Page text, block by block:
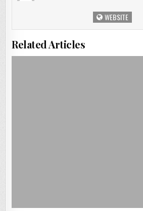
WEBSITE
Related Articles